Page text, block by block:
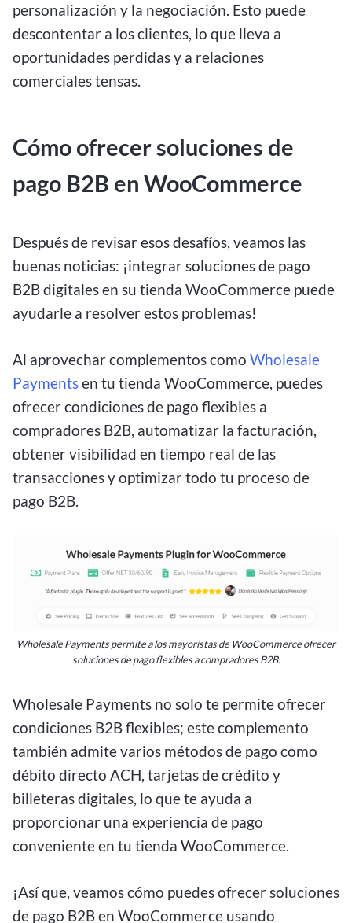
personalización y la negociación. Esto puede
descontentar a los clientes, lo que lleva a
oportunidades perdidas y a relaciones
comerciales tensas.
Cómo ofrecer soluciones de
pago B2B en WooCommerce
Después de revisar esos desafíos, veamos las
buenas noticias: ¡integrar soluciones de pago
B2B digitales en su tienda WooCommerce puede
ayudarle a resolver estos problemas!
Al aprovechar complementos como Wholesale
Paymentsen tu tienda WooCommerce, puedes
ofrecer condiciones de pago flexibles a
compradores B2B, automatizar la facturación,
obtener visibilidad en tiempo real de las
transacciones y optimizar todo tu proceso de
pago B2B.
Wholesale Payments permite a los mayoristas de WooCommerce ofrecer
soluciones de pago flexibles a compradores B2B.
Wholesale Payments no solo te permite ofrecer
condiciones B2B flexibles; este complemento
también admite varios métodos de pago como
débito directo ACH, tarjetas de crédito y
billeteras digitales, lo que te ayuda a
proporcionar una experiencia de pago
conveniente en tu tienda WooCommerce.
¡Así que, veamos cómo puedes ofrecer soluciones
de pago B2B en WooCommerce usando